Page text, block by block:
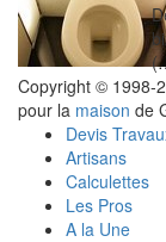
Copyright © 1998-
pour la maison de
Devis
Artisans
Calculettes
Les Pros
A la Une